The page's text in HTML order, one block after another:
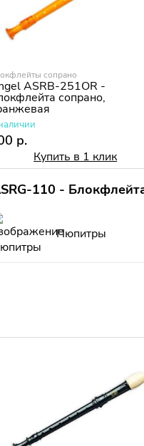
сопрано
ASRB-251OR -
сопрано,
р.
Купить в 1 клик
110 -
Пюпитры